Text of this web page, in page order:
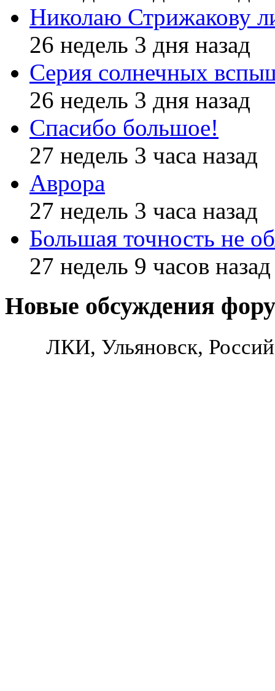
Николаю Стрижакову
26 недель 3 дня назад
Серия солнечных
26 недель 3 дня назад
Спасибо большое!
27 недель 3 часа назад
Аврора
27 недель 3 часа назад
Большая точность не
27 недель 9 часов назад
Новые обсуждения
ЛКИ, Ульяновск,